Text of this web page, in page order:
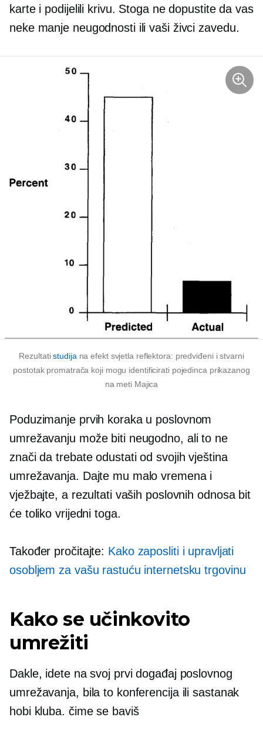
karte i podijelili krivu. Stoga ne dopustite da vas
neke manje neugodnosti ili vaši živci zavedu.
Rezultatistudija na efekt svjetla reflektora: predviđeni i stvarni
postotak promatrača koji mogu identificirati pojedinca prikazanog
na meti Majica
Poduzimanje prvih koraka u poslovnom
umrežavanju može biti neugodno, ali to ne
znači da trebate odustati od svojih vještina
umrežavanja. Dajte mu malo vremena i
vježbajte, a rezultati vaših poslovnih odnosa bit
će toliko vrijedni toga.
Također pročitajte: Kako zaposliti i upravljati
osobljem za vašu rastuću internetsku trgovinu
Kako se učinkovito
umrežiti
Dakle, idete na svoj prvi događaj poslovnog
umrežavanja, bila to konferencija ili sastanak
hobi kluba. čime se baviš